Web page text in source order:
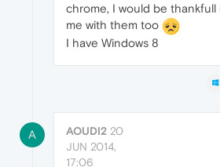
chrome, I would be
me with them too
I have Windows 8
A AOUDI2 20
JUN 2014,
17:06